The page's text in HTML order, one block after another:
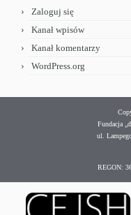
Zaloguj się
Kanał wpisów
Kanał komentarzy
WordPress.org
Fundacja
ul.
REGON: